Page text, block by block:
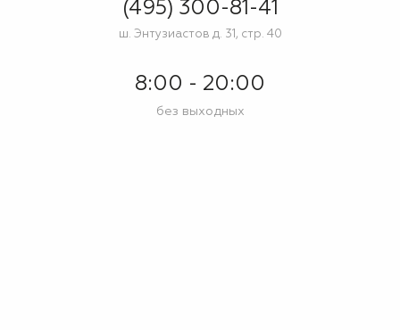
(495) 300-81-41
ш. Энтузиастов д. 31, стр. 40
8:00 - 20:00
без выходных